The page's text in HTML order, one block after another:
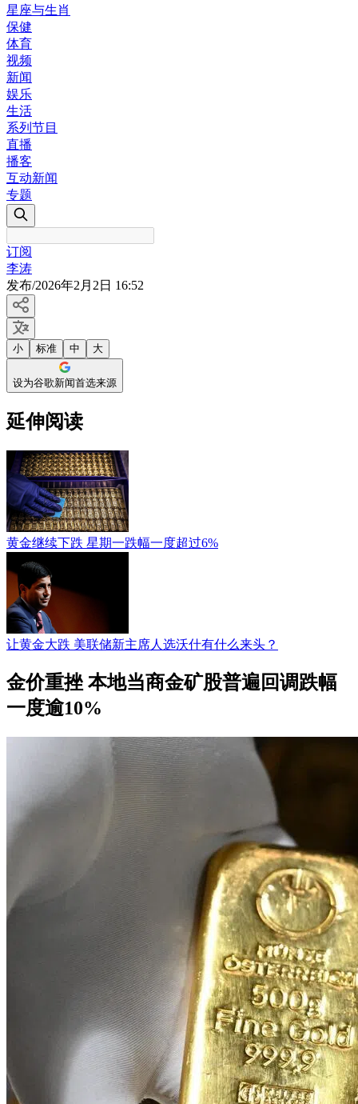
星座与生肖
保健
体育
视频
新闻
娱乐
生活
系列节目
直播
播客
互动新闻
专题
订阅
李涛
发布/2026年2月2日 16:52
小 标准 中 大
设为谷歌新闻首选来源
延伸阅读
黄金继续下跌 星期一跌幅一度超过6%
让黄金大跌 美联储新主席人选沃什有什么来头？
金价重挫 本地当商金矿股普遍回调跌幅
一度逾10%